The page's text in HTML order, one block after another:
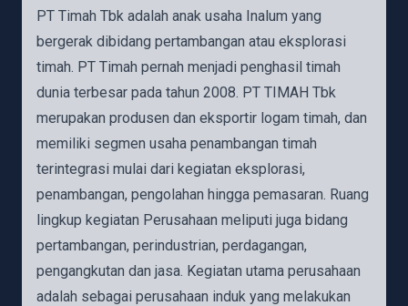
PT Timah Tbk adalah anak usaha Inalum yang
bergerak dibidang pertambangan atau eksplorasi
timah. PT Timah pernah menjadi penghasil timah
dunia terbesar pada tahun 2008. PT TIMAH Tbk
merupakan produsen dan eksportir logam timah, dan
memiliki segmen usaha penambangan timah
terintegrasi mulai dari kegiatan eksplorasi,
penambangan, pengolahan hingga pemasaran. Ruang
lingkup kegiatan Perusahaan meliputi juga bidang
pertambangan, perindustrian, perdagangan,
pengangkutan dan jasa. Kegiatan utama perusahaan
adalah sebagai perusahaan induk yang melakukan